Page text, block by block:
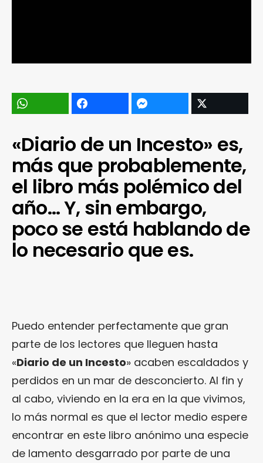
«Diario de un Incesto» es,
más que probablemente,
el libro más polémico del
año… Y, sin embargo,
poco se está hablando de
lo necesario que es.
Puedo entender perfectamente que gran
parte de los lectores que lleguen hasta
«Diario de un Incesto» acaben escaldados y
perdidos en un mar de desconcierto. Al fin y
al cabo, viviendo en la era en la que vivimos,
lo más normal es que el lector medio espere
encontrar en este libro anónimo una especie
de lamento desgarrado por parte de una